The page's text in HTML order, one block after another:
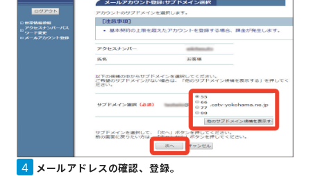
4 メールアドレスの確認、登録。